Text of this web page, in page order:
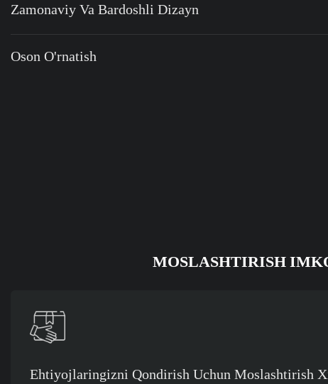
Zamonaviy Va Bardoshli Dizayn
Oson O'rnatish
MOSLASHTIRISH
Ehtiyojlaringizni Qondirish Uchun Moslashtirish